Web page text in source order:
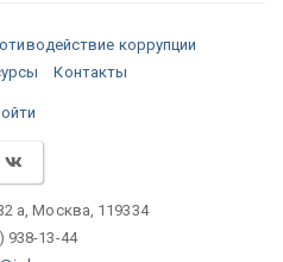
коррупции
Контакты
а, Москва, 119334
938-13-44